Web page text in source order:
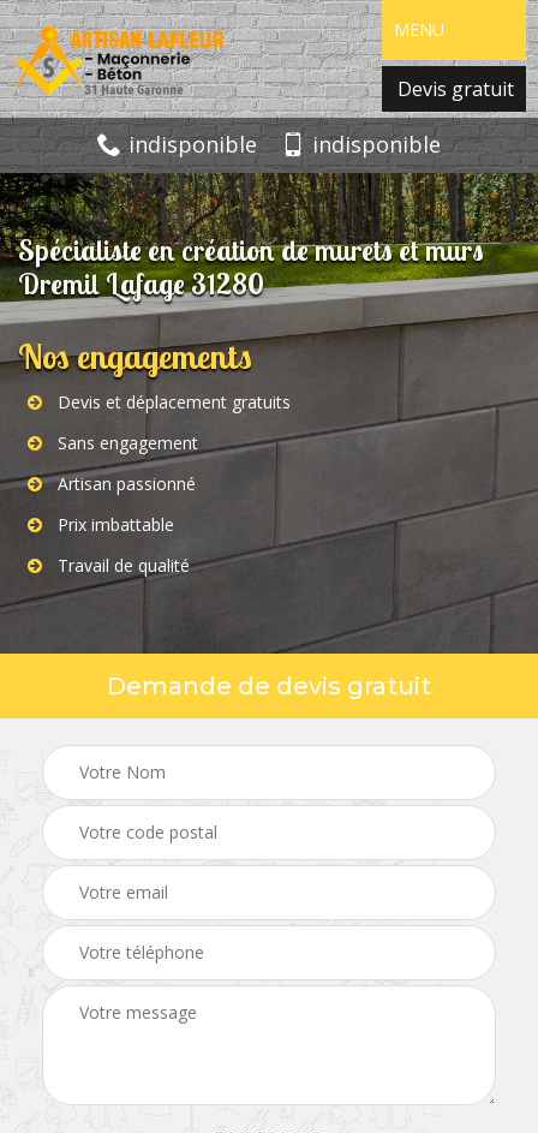
MENU
Devis gratuit
indisponible indisponible
Spécialiste en création de murets et murs
Dremil Lafage 31280
Nos engagements
Devis et déplacement gratuits
Sans engagement
Artisan passionné
Prix imbattable
Travail de qualité
Demande de devis gratuit